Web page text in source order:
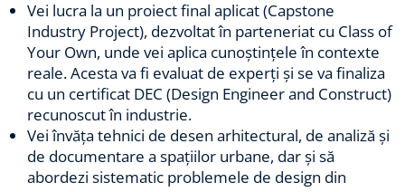
Vei lucra la un proiect final aplicat (Capstone
Industry Project), dezvoltat în parteneriat cu Class of
Your Own, unde vei aplica cunoștințele în contexte
reale. Acesta va fi evaluat de experți și se va finaliza
cu un certificat DEC (Design Engineer and Construct)
recunoscut în industrie.
Vei învăța tehnici de desen arhitectural, de analiză și
de documentare a spațiilor urbane, dar și să
abordezi sistematic problemele de design din